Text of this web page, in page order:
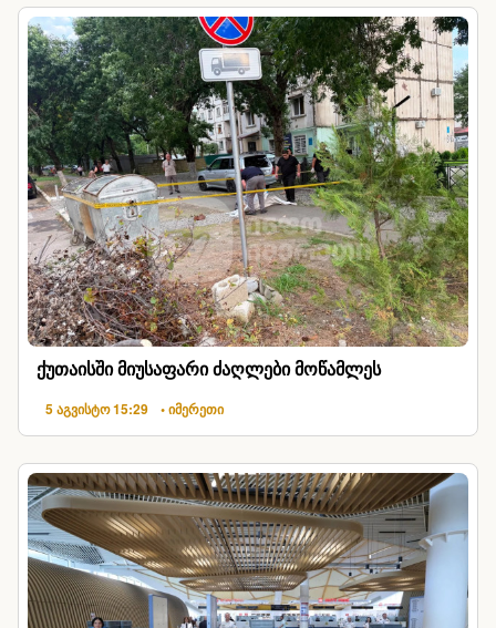
ქუთაისში მიუსაფარი ძაღლები მოწამლეს
5 აგვისტო 15:29 • იმერეთი